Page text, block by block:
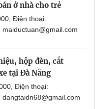
ở nhà cho trẻ
Điện thoại:
hộp đèn, cắt
tại Đà Nẵng
Điện thoại: